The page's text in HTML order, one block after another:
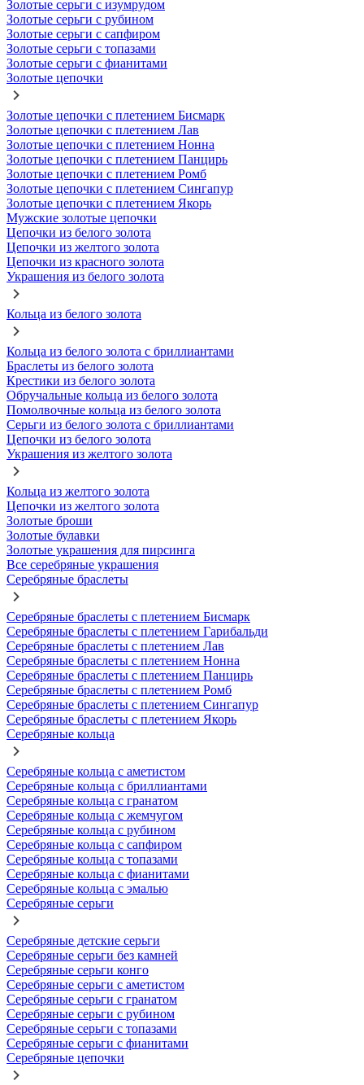
Золотые серьги с изумрудом
Золотые серьги с рубином
Золотые серьги с сапфиром
Золотые серьги с топазами
Золотые серьги с фианитами
Золотые цепочки
Золотые цепочки с плетением Бисмарк
Золотые цепочки с плетением Лав
Золотые цепочки с плетением Нонна
Золотые цепочки с плетением Панцирь
Золотые цепочки с плетением Ромб
Золотые цепочки с плетением Сингапур
Золотые цепочки с плетением Якорь
Мужские золотые цепочки
Цепочки из белого золота
Цепочки из желтого золота
Цепочки из красного золота
Украшения из белого золота
Кольца из белого золота
Кольца из белого золота с бриллиантами
Браслеты из белого золота
Крестики из белого золота
Обручальные кольца из белого золота
Помолвочные кольца из белого золота
Серьги из белого золота с бриллиантами
Цепочки из белого золота
Украшения из желтого золота
Кольца из желтого золота
Цепочки из желтого золота
Золотые броши
Золотые булавки
Золотые украшения для пирсинга
Все серебряные украшения
Серебряные браслеты
Серебряные браслеты с плетением Бисмарк
Серебряные браслеты с плетением Гарибальди
Серебряные браслеты с плетением Лав
Серебряные браслеты с плетением Нонна
Серебряные браслеты с плетением Панцирь
Серебряные браслеты с плетением Ромб
Серебряные браслеты с плетением Сингапур
Серебряные браслеты с плетением Якорь
Серебряные кольца
Серебряные кольца с аметистом
Серебряные кольца с бриллиантами
Серебряные кольца с гранатом
Серебряные кольца с жемчугом
Серебряные кольца с рубином
Серебряные кольца с сапфиром
Серебряные кольца с топазами
Серебряные кольца с фианитами
Серебряные кольца с эмалью
Серебряные серьги
Серебряные детские серьги
Серебряные серьги без камней
Серебряные серьги конго
Серебряные серьги с аметистом
Серебряные серьги с гранатом
Серебряные серьги с рубином
Серебряные серьги с топазами
Серебряные серьги с фианитами
Серебряные цепочки